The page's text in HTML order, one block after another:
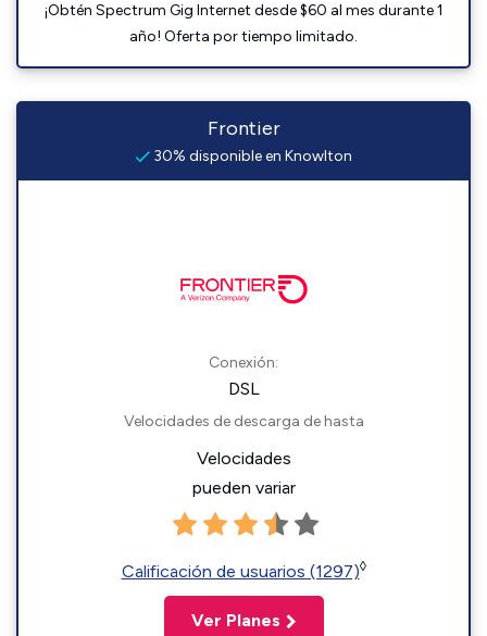
¡Obtén Spectrum Gig Internet desde $60 al mes durante 1
año! Oferta por tiempo limitado.
Frontier
30% disponible en Knowlton
Conexión:
DSL
Velocidades de descarga de hasta
Velocidades
pueden variar
Calificación de usuarios (1297)◊
Ver Planes